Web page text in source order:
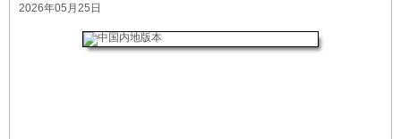
2026年05月25日